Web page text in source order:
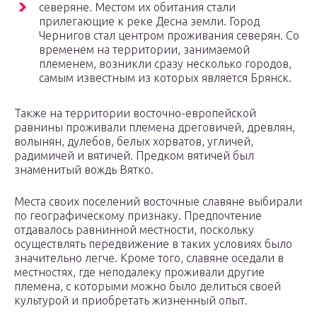
северяне. Местом их обитания стали
прилегающие к реке Десна земли. Город
Чернигов стал центром проживания северян. Со
временем на территории, занимаемой
племенем, возникли сразу несколько городов,
самым известным из которых является Брянск.
Также на территории восточно-европейской
равнины проживали племена дреговичей, древлян,
волынян, дулебов, белых хорватов, угличей,
радимичей и вятичей. Предком вятичей был
знаменитый вождь Вятко.
Места своих поселений восточные славяне выбирали
по географическому признаку. Предпочтение
отдавалось равнинной местности, поскольку
осуществлять передвижение в таких условиях было
значительно легче. Кроме того, славяне оседали в
местностях, где неподалеку проживали другие
племена, с которыми можно было делиться своей
культурой и приобретать жизненный опыт.